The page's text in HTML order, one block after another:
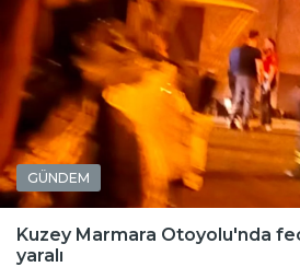
GÜNDEM
Kuzey Marmara Otoyolu'nda
yaralı